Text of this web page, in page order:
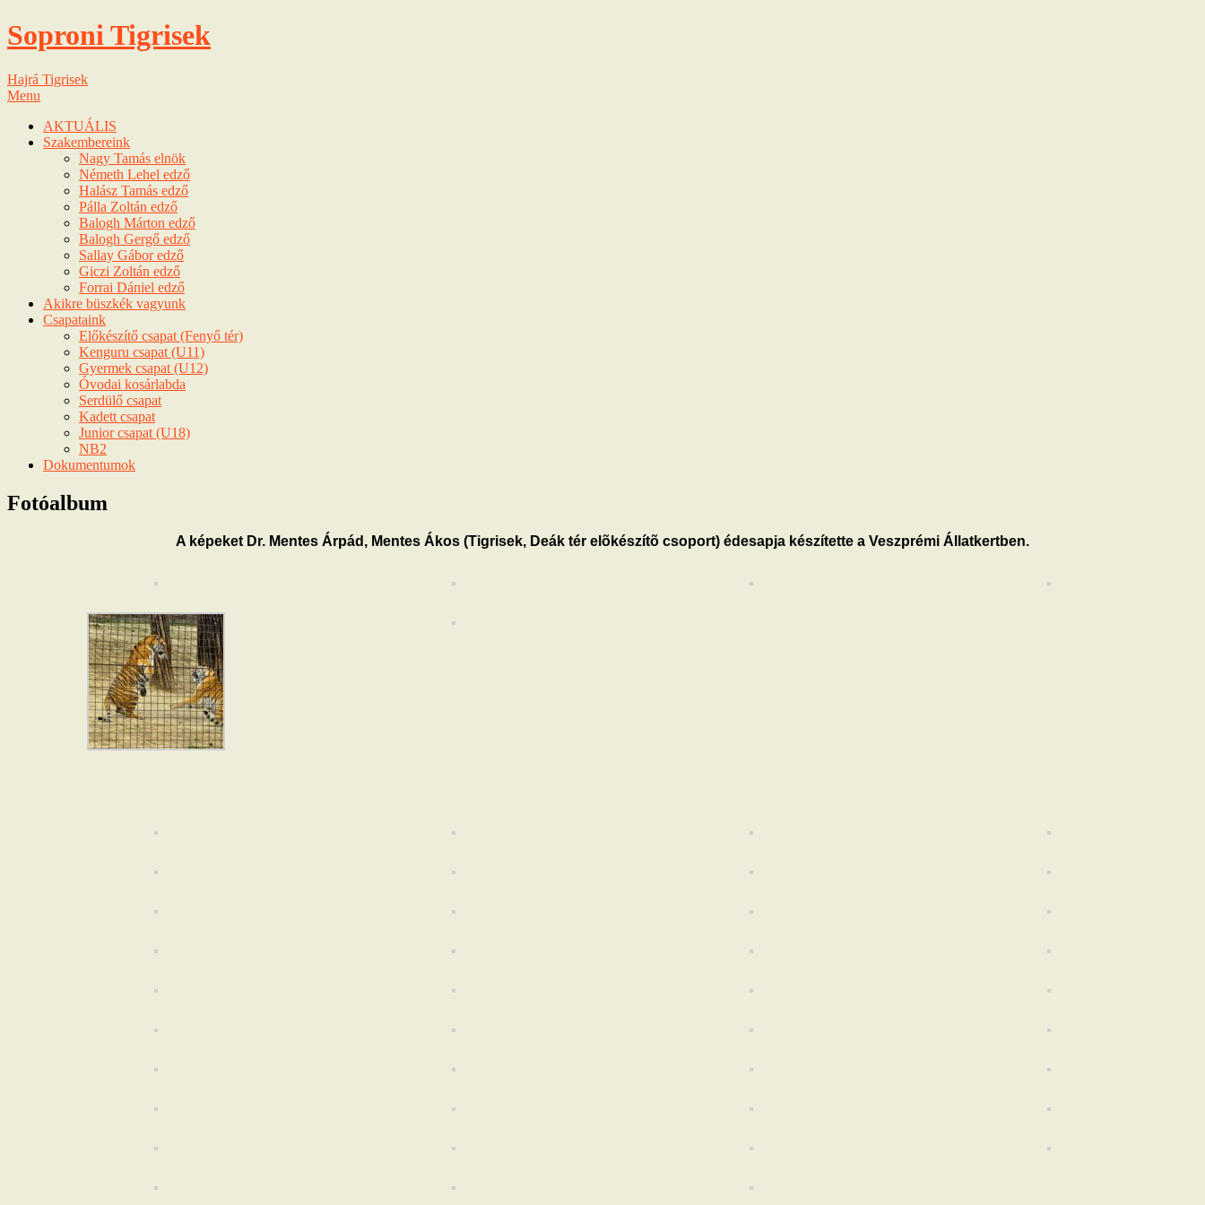
Soproni Tigrisek
Hajrá Tigrisek
Menu
AKTUÁLIS
Szakembereink
Nagy Tamás elnök
Németh Lehel edző
Halász Tamás edző
Pálla Zoltán edző
Balogh Márton edző
Balogh Gergő edző
Sallay Gábor edző
Giczi Zoltán edző
Forrai Dániel edző
Akikre büszkék vagyunk
Csapataink
Előkészítő csapat (Fenyő tér)
Kenguru csapat (U11)
Gyermek csapat (U12)
Óvodai kosárlabda
Serdülő csapat
Kadett csapat
Junior csapat (U18)
NB2
Dokumentumok
Fotóalbum
A képeket Dr. Mentes Árpád, Mentes Ákos (Tigrisek, Deák tér elõkészítõ csoport) édesapja készítette a Veszprémi Állatkertben.